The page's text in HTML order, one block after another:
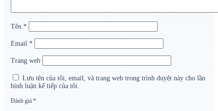
Tên *
Email *
Trang web
Lưu tên của tôi, email, và trang web trong trình duyệt này cho lần
bình luận kế tiếp của tôi.
Đánh giá *